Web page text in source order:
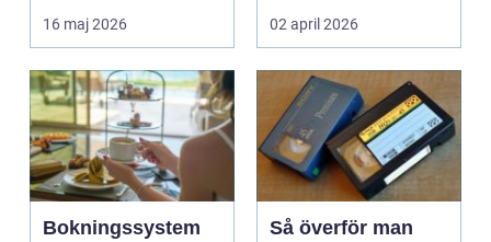
16 maj 2026
enduro och
snöskoter....
02 april 2026
Bokningssystem
Så överför man